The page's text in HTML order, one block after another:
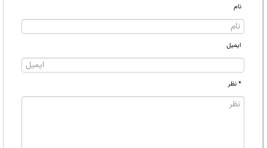
نام
ایمیل
* نظر